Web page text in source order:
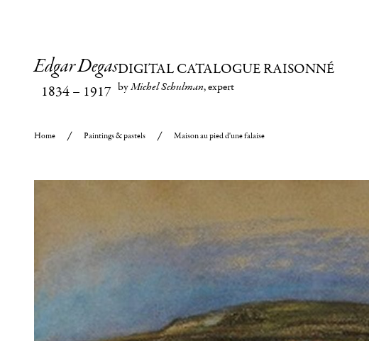
Edgar Degas
1834– 1917
DIGITAL CATALOGUE RAISONNÉ
byMichel Schulman, expert
Home Paintings & pastels Maison au pied d'une falaise